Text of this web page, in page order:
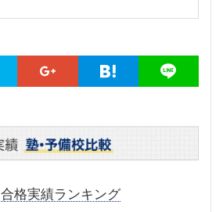
合格実績ランキング